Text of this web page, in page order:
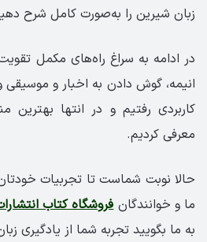
زبان شیرین را به‌صورت کامل شرح
در ادامه به سراغ راه‌های مکمل
انیمه، گوش دادن به اخبار و موسیقی
کاربردی رفتیم و در انتها بهترین
معرفی کردیم.
حالا نوبت شماست تا تجربیات خودتان
ما و خوانندگانفروشگاه کتاب
به ما بگویید تجربه شما از یادگیری